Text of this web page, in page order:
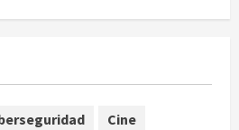
en CDMX
Cine